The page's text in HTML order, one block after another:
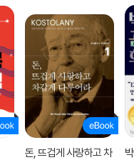
돈, 뜨겁게 사랑하고 차